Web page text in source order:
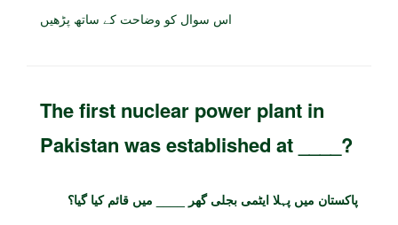
اس سوال کو وضاحت کے ساتھ پڑھیں
The first nuclear power plant in
Pakistan was established at ____?
پاکستان میں پہلا ایٹمی بجلی گھر ____ میں قائم کیا گیا؟